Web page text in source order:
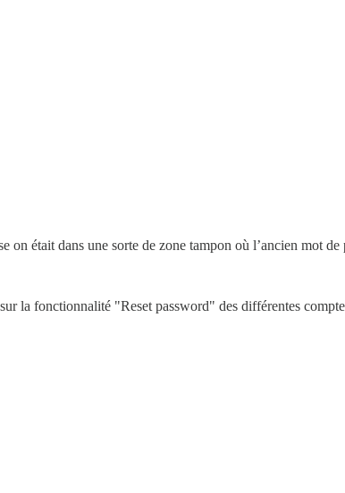
était dans une sorte de zone tampon où l’ancien mot de
la fonctionnalité "Reset password" des différentes